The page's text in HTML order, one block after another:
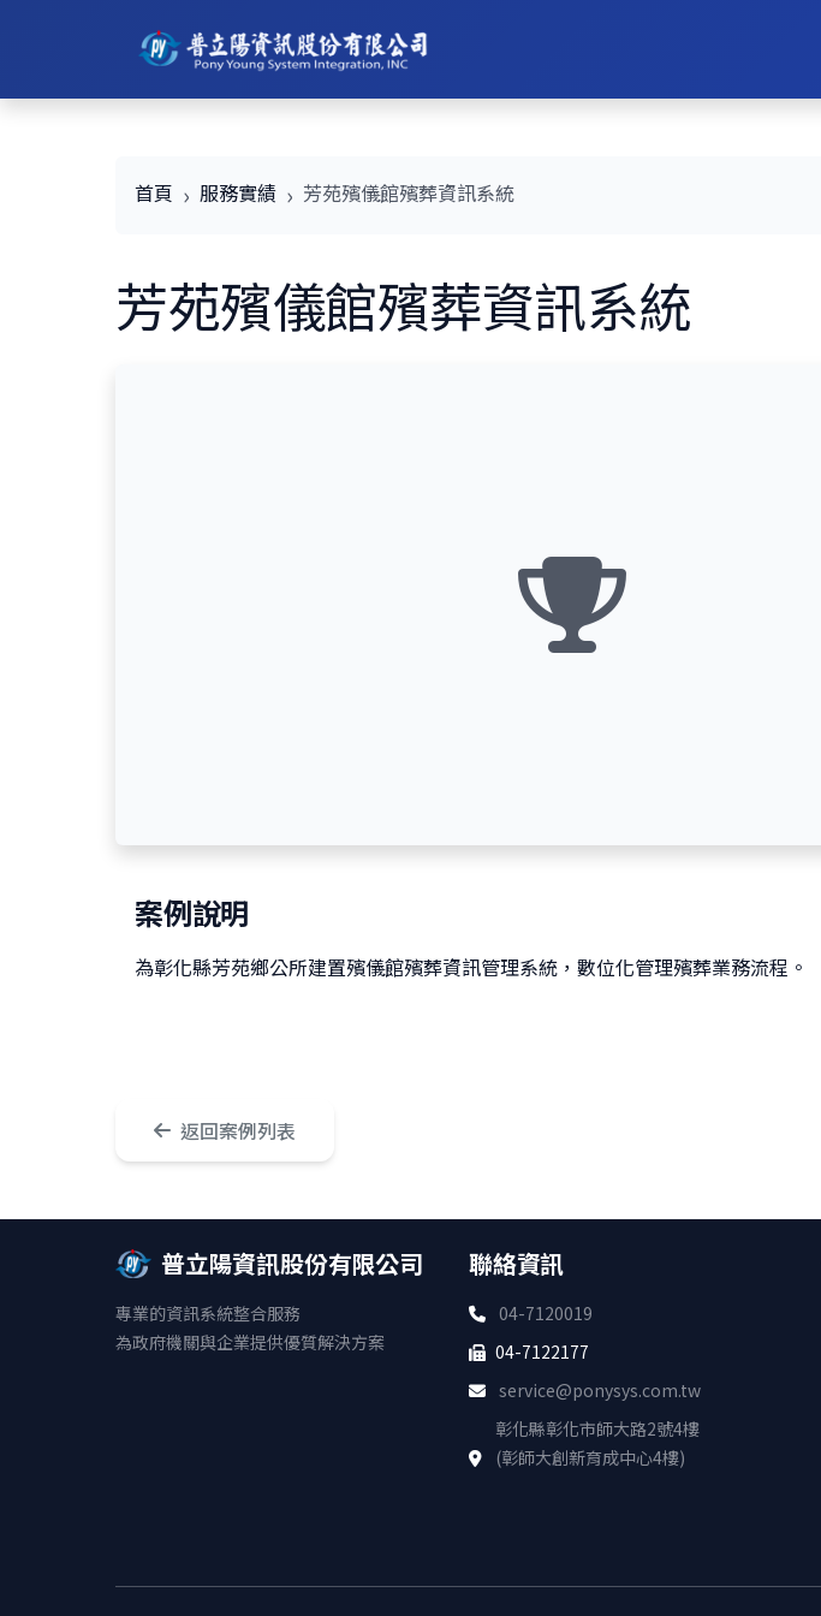
首頁 服務實績 芳苑殯儀館殯葬資訊系統
芳苑殯儀館殯葬資訊系統
案例說明
為彰化縣芳苑鄉公所建置殯儀館殯葬資訊管理系統，數位化管理殯葬業務流程。
返回案例列表
普立陽資訊股份有限公司
專業的資訊系統整合服務
為政府機關與企業提供優質解決方案
聯絡資訊
04-7120019
04-7122177
service@ponysys.com.tw
彰化縣彰化市師大路2號4樓
(彰師大創新育成中心4樓)